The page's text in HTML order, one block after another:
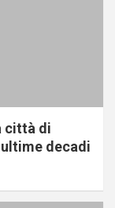
città di
decadi